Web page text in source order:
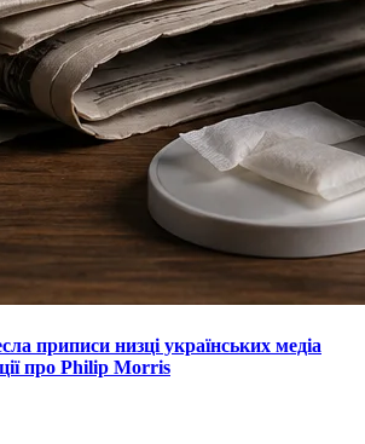
приписи низці українських медіа
про Philip Morris